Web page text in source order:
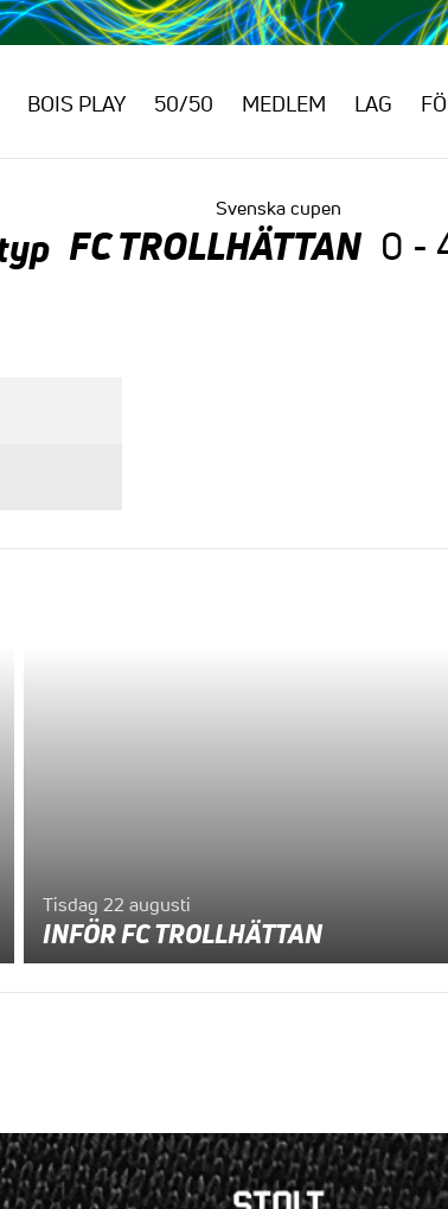
BOIS PLAY 50/50 MEDLEM LAG
Svenska cupen
FC TROLLHÄTTAN 0 -
Tisdag 22 augusti
INFÖR FC TROLLHÄTTAN